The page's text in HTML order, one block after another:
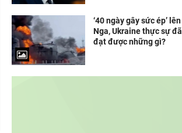
‘40 ngày gây sức ép’ lên
Nga, Ukraine thực sự đã
đạt được những gì?